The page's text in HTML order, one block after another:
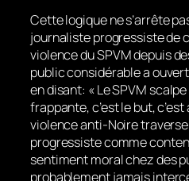
Cette logique ne s’arrête
journaliste progressiste de
violence du SPVM depuis
public considérable a
en disant: « Le SPVM
frappante, c’est le but,
violence anti-Noire
progressiste comme
sentiment moral chez des
probablement jamais